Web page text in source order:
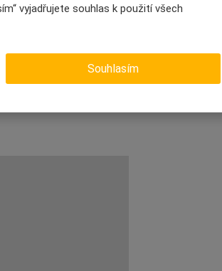
vyjadřujete souhlas k použití všech
Souhlasím